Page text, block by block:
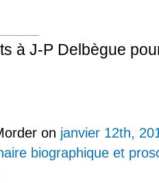
à J-P Delbègue
on janvier 12th,
biographique et